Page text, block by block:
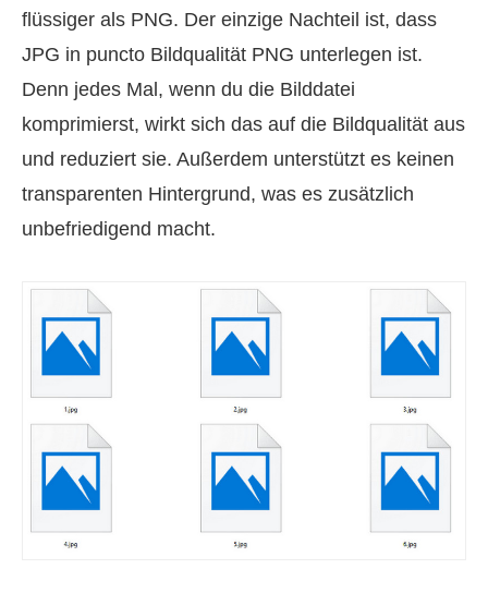
flüssiger als PNG. Der einzige Nachteil ist, dass
JPG in puncto Bildqualität PNG unterlegen ist.
Denn jedes Mal, wenn du die Bilddatei
komprimierst, wirkt sich das auf die Bildqualität aus
und reduziert sie. Außerdem unterstützt es keinen
transparenten Hintergrund, was es zusätzlich
unbefriedigend macht.